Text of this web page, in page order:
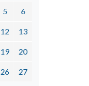
5 6
12 13
19 20
26 27